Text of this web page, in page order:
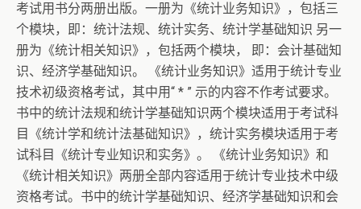
考试用书分两册出版。一册为《统计业务知识》，包括三
个模块，即：统计法规、统计实务、统计学基础知识 另一
册为《统计相关知识》，包括两个模块， 即：会计基础知
识、经济学基础知识。 《统计业务知识》适用于统计专业
技术初级资格考试，其中用“ * ” 示的内容不作考试要求。
书中的统计法规和统计学基础知识两个模块适用于考试科
目《统计学和统计法基础知识》，统计实务模块适用于考
试科目《统计专业知识和实务》。 《统计业务知识》和
《统计相关知识》两册全部内容适用于统计专业技术中级
资格考试。书中的统计学基础知识、经济学基础知识和会